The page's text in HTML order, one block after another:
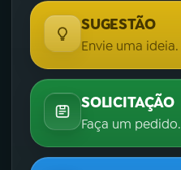
SUGESTÃO
Envie uma ideia.
SOLICITAÇÃO
Faça um pedido.